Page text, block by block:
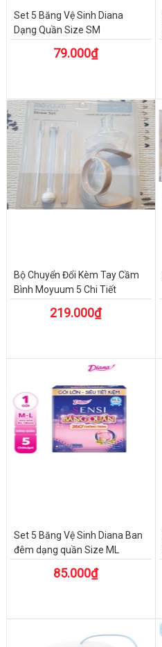
Set 5 Băng Vệ Sinh Diana
Dạng Quần Size SM
79.000₫
Bộ Chuyển Đổi Kèm Tay Cầm
Bình Moyuum 5 Chi Tiết
219.000₫
Set 5 Băng Vệ Sinh Diana Ban
đêm dạng quần Size ML
85.000₫